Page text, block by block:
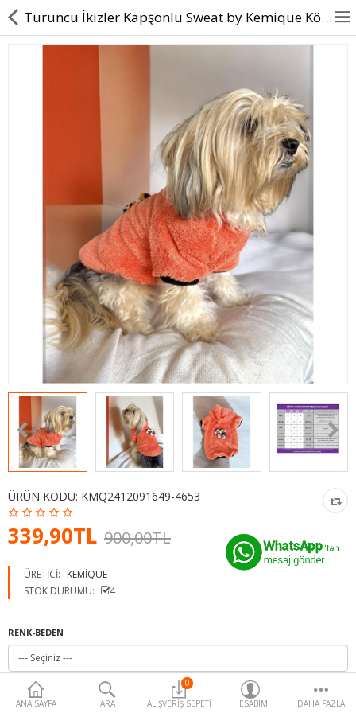
BEDEN YARDIMI
Karşılaştır A. Listem (0)
Para Birimi
ANA SAYFA ARA
0
ALIŞVERIŞ SEPETI
HESABIM DAHA FAZLA
Turuncu İkizler Kapşonlu Sweat by Kemique Köpek Kazağı
ÜRÜN KODU: KMQ2412091649-4653
339,90TL 900,00TL
ÜRETICI: KEMIQUE
STOK DURUMU:
4
RENK-BEDEN